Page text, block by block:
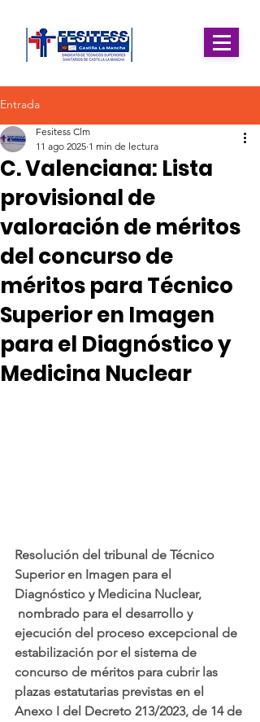
Entrada
C. Valenciana: Lista
provisional de
valoración de méritos
del concurso de
méritos para Técnico
Superior en Imagen
para el Diagnóstico y
Medicina Nuclear
Fesitess Clm
11 ago 2025 1 min de lectura
Resolución del tribunal de Técnico
Superior en Imagen para el
Diagnóstico y Medicina Nuclear,
nombrado para el desarrollo y
ejecución del proceso excepcional de
estabilización por el sistema de
concurso de méritos para cubrir las
plazas estatutarias previstas en el
Anexo I del Decreto 213/2023, de 14 de